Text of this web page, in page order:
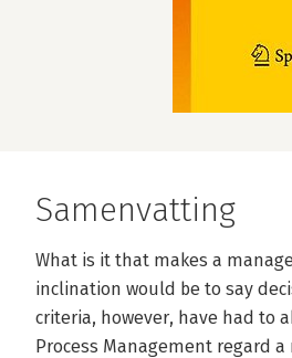
Samenvatting
What is it that makes a
inclination would be to say
criteria, however, have had to
Process Management regard